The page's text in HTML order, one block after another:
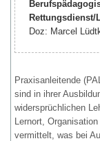
Rettungsdienst/
Doz: Marcel
Praxisanleitende
sind in ihrer
widersprüchlichen
Lernort,
vermittelt, was bei